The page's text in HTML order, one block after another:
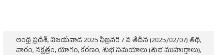
ఆంధ్ర ప్రదేశ్, విజయవాడ 2025 ఫిబ్రవరి 7 వ తేదీన (2025/02/07) తిథి,
వారం, నక్షత్రం, యోగం, కరణం, శుభ సమయాలు (శుభ ముహుర్తాలు),